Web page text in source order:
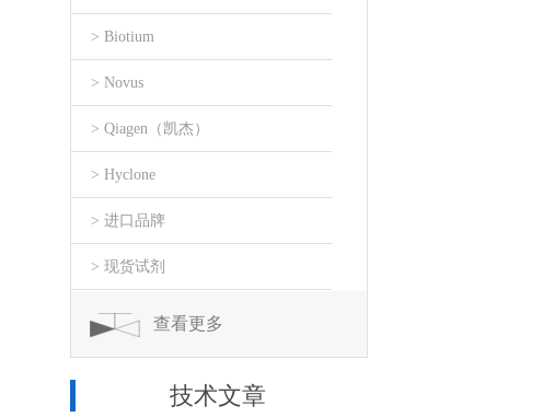
> Biotium
> Novus
> Qiagen（凯杰）
> Hyclone
> 进口品牌
> 现货试剂
查看更多
技术文章